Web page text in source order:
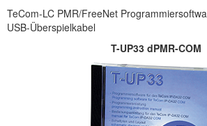
TeCom-LC PMR/FreeNet
USB-Überspielkabel
T-UP33 dPMR-COM